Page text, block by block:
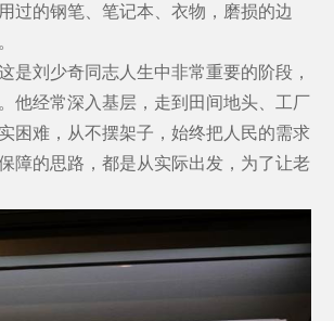
过的钢笔、笔记本、衣物，磨损的边
是刘少奇同志人生中非常重要的阶段，
他经常深入基层，走到田间地头、工厂
困难，从不摆架子，始终把人民的需求
障的思路，都是从实际出发，为了让老